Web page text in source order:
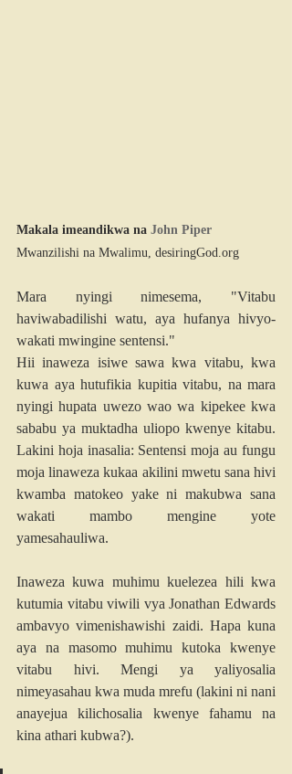
Makala imeandikwa na John Piper
Mwanzilishi na Mwalimu, desiringGod.org
Mara nyingi nimesema, "Vitabu
haviwabadilishi watu, aya hufanya hivyo-
wakati mwingine sentensi."
Hii inaweza isiwe sawa kwa vitabu, kwa
kuwa aya hutufikia kupitia vitabu, na mara
nyingi hupata uwezo wao wa kipekee kwa
sababu ya muktadha uliopo kwenye kitabu.
Lakini hoja inasalia: Sentensi moja au fungu
moja linaweza kukaa akilini mwetu sana hivi
kwamba matokeo yake ni makubwa sana
wakati mambo mengine yote
yamesahauliwa.
Inaweza kuwa muhimu kuelezea hili kwa
kutumia vitabu viwili vya Jonathan Edwards
ambavyo vimenishawishi zaidi. Hapa kuna
aya na masomo muhimu kutoka kwenye
vitabu hivi. Mengi ya yaliyosalia
nimeyasahau kwa muda mrefu (lakini ni nani
anayejua kilichosalia kwenye fahamu na
kina athari kubwa?).